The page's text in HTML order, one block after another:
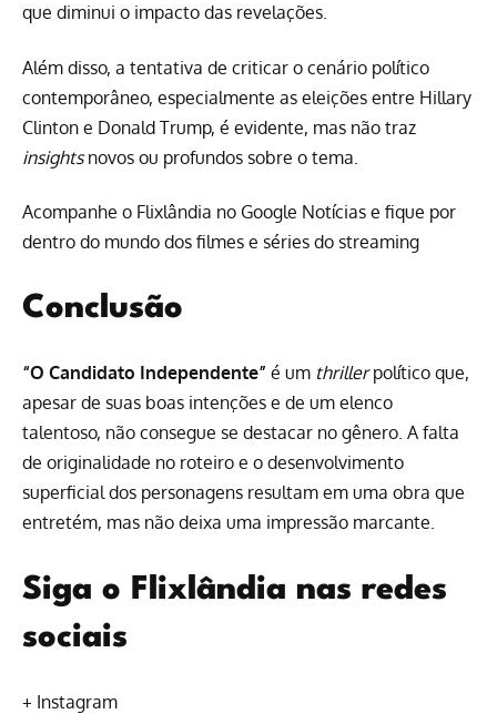
que diminui o impacto das revelações.
Além disso, a tentativa de criticar o cenário político
contemporâneo, especialmente as eleições entre Hillary
Clinton e Donald Trump, é evidente, mas não traz
insightsnovos ou profundos sobre o tema.
Acompanhe o Flixlândia no Google Notícias e fique por
dentro do mundo dos filmes e séries do streaming
Conclusão
“O Candidato Independente” é um thrillerpolítico que,
apesar de suas boas intenções e de um elenco
talentoso, não consegue se destacar no gênero. A falta
de originalidade no roteiro e o desenvolvimento
superficial dos personagens resultam em uma obra que
entretém, mas não deixa uma impressão marcante.
Siga o Flixlândia nas redes
sociais
+ Instagram